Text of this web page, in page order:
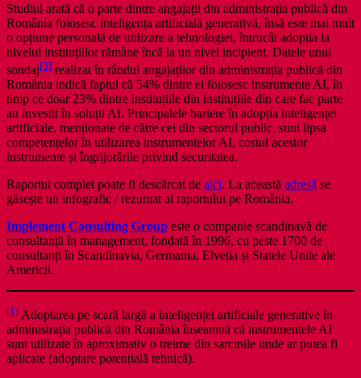
Studiul arată că o parte dintre angajații din administrația publică din
România folosesc inteligența artificială generativă, însă este mai mult
o opțiune personală de utilizare a tehnologiei, întrucât adopția la
nivelul instituțiilor rămâne încă la un nivel incipient. Datele unui
sondaj[3] realizat în rândul angajaților din administrația publică din
România indică faptul că 54% dintre ei folosesc instrumente AI, în
timp ce doar 23% dintre instituțiile din instituțiile din care fac parte
au investit în soluții AI. Principalele bariere în adopția inteligenței
artificiale, menționate de către cei din sectorul public, sunt lipsa
competențelor în utilizarea instrumentelor AI, costul acestor
instrumente și îngrijorările privind securitatea.
Raportul complet poate fi descărcat de aici. La această adresă se
găsește un infografic / rezumat al raportului pe România.
Implement Consulting Group este o companie scandinavă de
consultanță în management, fondată în 1996, cu peste 1700 de
consultanți în Scandinavia, Germania, Elveția și Statele Unite ale
Americii.
[1] Adoptarea pe scară largă a inteligenței artificiale generative în
administrația publică din România înseamnă că instrumentele AI
sunt utilizate în aproximativ o treime din sarcinile unde ar putea fi
aplicate (adoptare potențială tehnică).